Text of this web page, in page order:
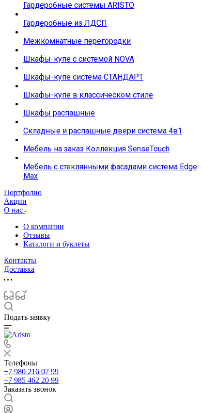
Гардеробные системы ARISTO
Гардеробные из ЛДСП
Межкомнатные перегородки
Шкафы-купе с системой NOVA
Шкафы-купе система СТАНДАРТ
Шкафы-купе в классическом стиле
Шкафы распашные
Складные и распашные двери система 4в1
Мебель на заказ Коллекция SenseTouch
Мебель с стеклянными фасадами система Edge
Max
Портфолио
Акции
О нас
О компании
Отзывы
Каталоги и буклеты
Контакты
Доставка
Подать заявку
Телефоны
+7 980 216 07 99
+7 985 462 20 99
Заказать звонок